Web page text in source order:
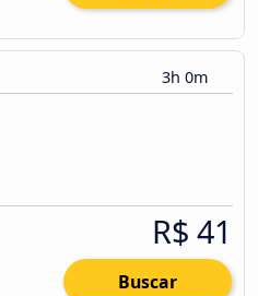
3h 0m
R$ 41
Buscar